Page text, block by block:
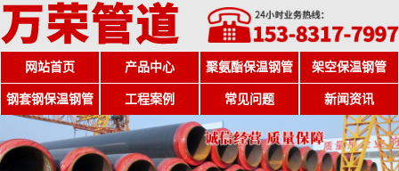
网站首页 产品中心 聚氨酯保温钢管 架空保温钢管
钢套钢保温钢管 工程案例 常见问题 新闻资讯